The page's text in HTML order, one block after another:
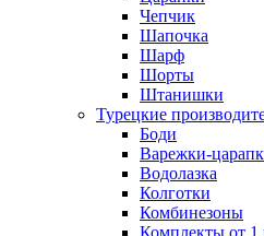
Чепчик
Шапочка
Шарф
Шорты
Штанишки
Турецкие
Боди
Варежки-
Водолазка
Колготки
Комбинезоны
Комплекты от 1